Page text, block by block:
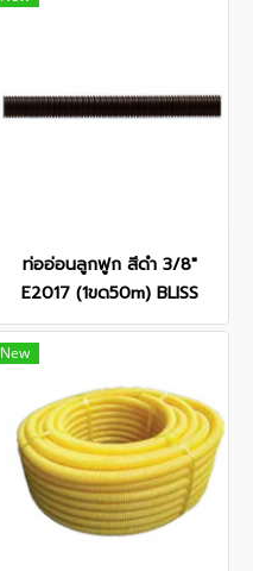
ท่ออ่อนลูกฟูก สีดำ 3/8"
E2017 (1ขด50m) BLISS
New